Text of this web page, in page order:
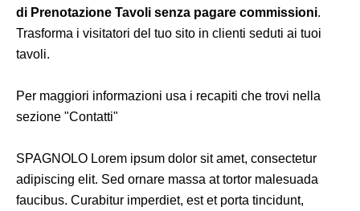
di Prenotazione Tavoli senza pagare commissioni.
Trasforma i visitatori del tuo sito in clienti seduti ai tuoi
tavoli.
Per maggiori informazioni usa i recapiti che trovi nella
sezione "Contatti"
SPAGNOLO Lorem ipsum dolor sit amet, consectetur
adipiscing elit. Sed ornare massa at tortor malesuada
faucibus. Curabitur imperdiet, est et porta tincidunt,